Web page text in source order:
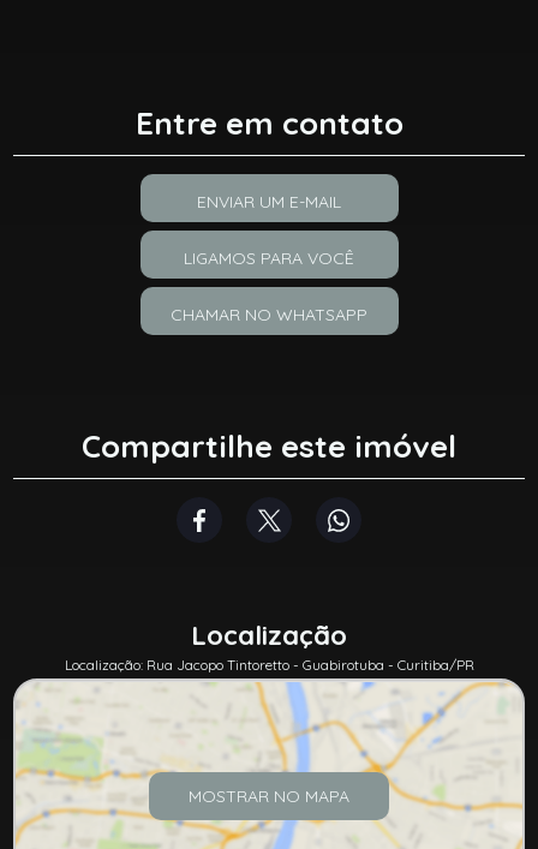
Entre em contato
ENVIAR UM E-MAIL
LIGAMOS PARA VOCÊ
CHAMAR NO WHATSAPP
Compartilhe este imóvel
Localização
Localização: Rua Jacopo Tintoretto - Guabirotuba - Curitiba/PR
MOSTRAR NO MAPA